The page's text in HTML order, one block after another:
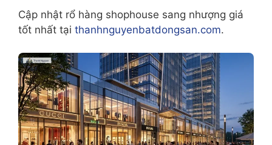
Cập nhật rổ hàng shophouse sang nhượng giá
tốt nhất tại thanhnguyenbatdongsan.com.